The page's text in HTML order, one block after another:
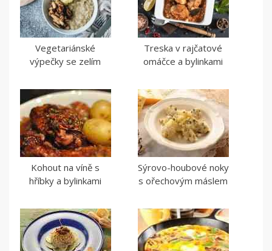
Vegetariánské
výpečky se zelím
Treska v rajčatové
omáčce a bylinkami
Kohout na víně s
hříbky a bylinkami
Sýrovo-houbové noky
s ořechovým máslem